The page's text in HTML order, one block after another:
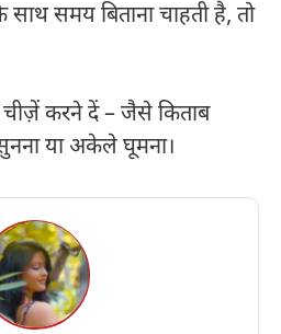
साथ समय बिताना चाहती है, तो
करने दें – जैसे किताब
या अकेले घूमना।